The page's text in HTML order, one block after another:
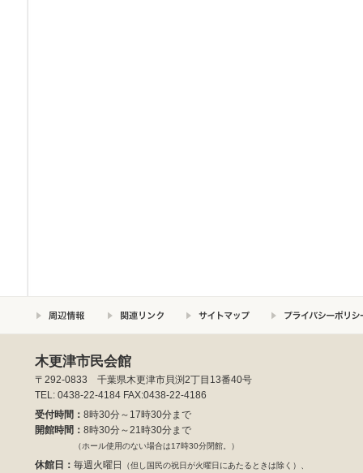
木更津市民会館
〒292-0833 千葉県木更津市貝渕2丁目13番40号
TEL: 0438-22-4184 FAX:0438-22-4186
受付時間： 8時30分～17時30分まで
開館時間： 8時30分～21時30分まで
（ホール使用のない場合は17時30分閉館。）
休館日： 毎週火曜日 （但し国民の祝日が火曜日にあたるときは除く）、